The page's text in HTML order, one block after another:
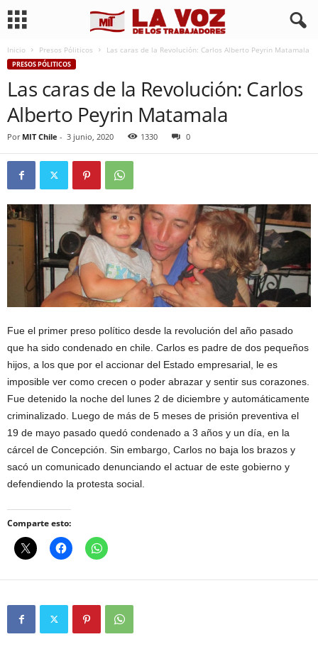
Inicio Presos Póliticos Las caras de la Revolución: Carlos Alberto Peyrin Matamala
PRESOS PÓLITICOS
Las caras de la Revolución: Carlos
Alberto Peyrin Matamala
Por MIT Chile - 3 junio, 2020 1330 0
Fue el primer preso político desde la revolución del año pasado
que ha sido condenado en chile. Carlos es padre de dos pequeños
hijos, a los que por el accionar del Estado empresarial, le es
imposible ver como crecen o poder abrazar y sentir sus corazones.
Fue detenido la noche del lunes 2 de diciembre y automáticamente
criminalizado. Luego de más de 5 meses de prisión preventiva el
19 de mayo pasado quedó condenado a 3 años y un día, en la
cárcel de Concepción. Sin embargo, Carlos no baja los brazos y
sacó un comunicado denunciando el actuar de este gobierno y
defendiendo la protesta social.
Comparte esto: